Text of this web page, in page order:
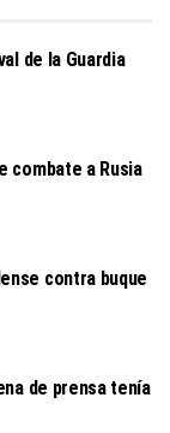
de la Guardia
combate a Rusia
contra buque
de prensa tenía